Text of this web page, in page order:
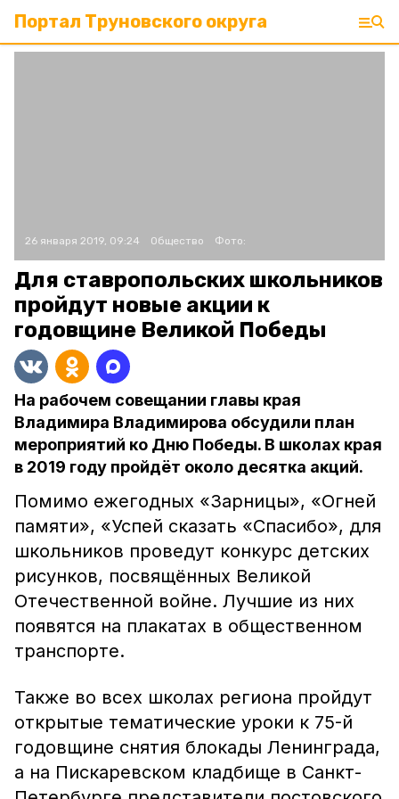
Портал Труновского округа
26 января 2019, 09:24 Общество Фото:
Для ставропольских школьников
пройдут новые акции к
годовщине Великой Победы
На рабочем совещании главы края
Владимира Владимирова обсудили план
мероприятий ко Дню Победы. В школах края
в 2019 году пройдёт около десятка акций.
Помимо ежегодных «Зарницы», «Огней
памяти», «Успей сказать «Спасибо», для
школьников проведут конкурс детских
рисунков, посвящённых Великой
Отечественной войне. Лучшие из них
появятся на плакатах в общественном
транспорте.
Также во всех школах региона пройдут
открытые тематические уроки к 75-й
годовщине снятия блокады Ленинграда,
а на Пискаревском кладбище в Санкт-